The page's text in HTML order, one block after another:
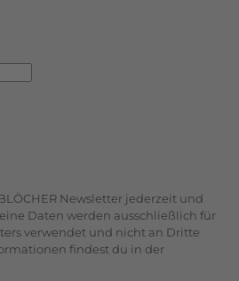
Newsletter jederzeit und
Daten werden ausschließlich für
verwendet und nicht an Dritte
findest du in der